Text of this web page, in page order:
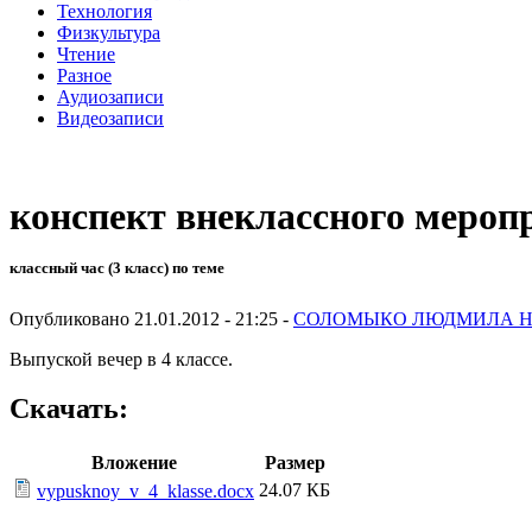
Технология
Физкультура
Чтение
Разное
Аудиозаписи
Видеозаписи
конспект внеклассного
классный час (3 класс) по теме
Опубликовано 21.01.2012 - 21:25 - СОЛОМЫКО ЛЮДМИЛА
Выпуской вечер в 4 классе.
Скачать:
Вложение
Размер
vypusknoy_v_4_klasse.docx 24.07 КБ